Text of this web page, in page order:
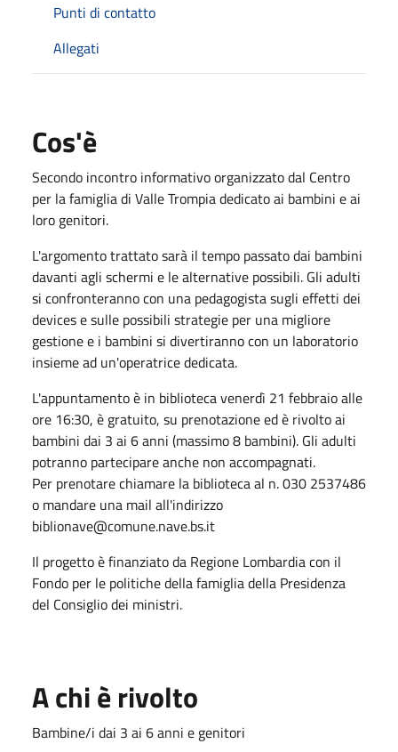
Punti di contatto
Allegati
Cos'è
Secondo incontro informativo organizzato dal Centro
per la famiglia di Valle Trompia dedicato ai bambini e ai
loro genitori.
L'argomento trattato sarà il tempo passato dai bambini
davanti agli schermi e le alternative possibili. Gli adulti
si confronteranno con una pedagogista sugli effetti dei
devices e sulle possibili strategie per una migliore
gestione e i bambini si divertiranno con un laboratorio
insieme ad un'operatrice dedicata.
L'appuntamento è in biblioteca venerdì 21 febbraio alle
ore 16:30, è gratuito, su prenotazione ed è rivolto ai
bambini dai 3 ai 6 anni (massimo 8 bambini). Gli adulti
potranno partecipare anche non accompagnati.
Per prenotare chiamare la biblioteca al n. 030 2537486
o mandare una mail all'indirizzo
biblionave@comune.nave.bs.it
Il progetto è finanziato da Regione Lombardia con il
Fondo per le politiche della famiglia della Presidenza
del Consiglio dei ministri.
A chi è rivolto
Bambine/i dai 3 ai 6 anni e genitori